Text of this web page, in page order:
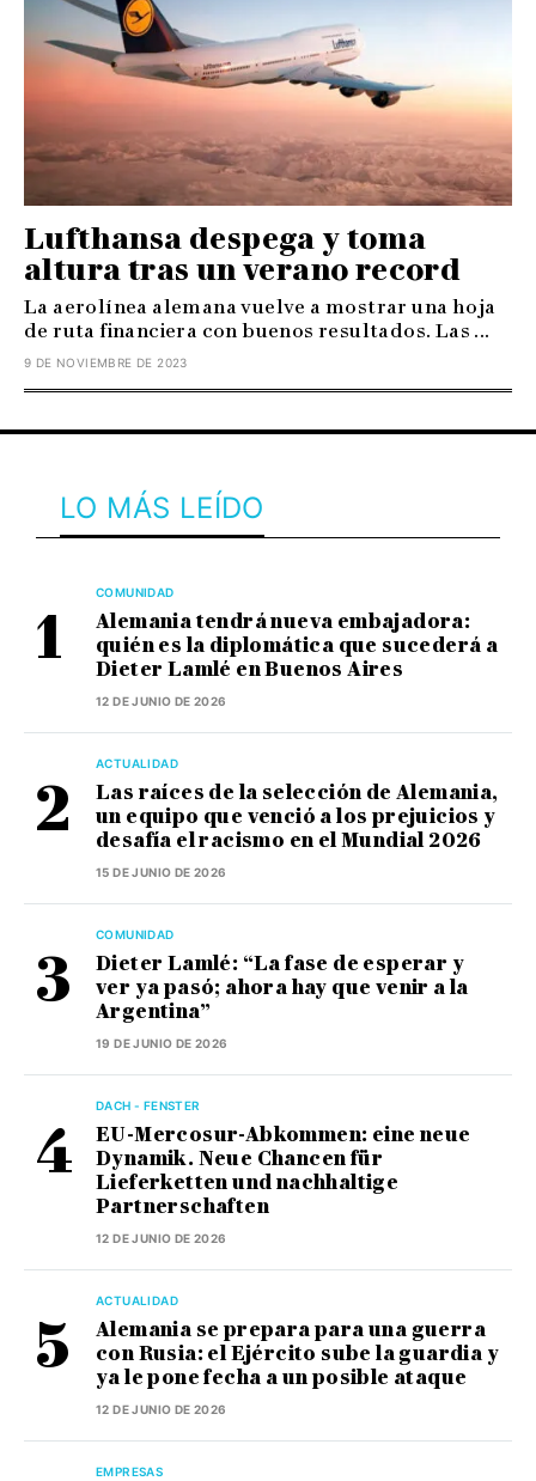
Lufthansa despega y toma
altura tras un verano record
La aerolínea alemana vuelve a mostrar una hoja
de ruta financiera con buenos resultados. Las ...
9 DE NOVIEMBRE DE 2023
LO MÁS LEÍDO
COMUNIDAD
Alemania tendrá nueva embajadora:
quién es la diplomática que sucederá a
Dieter Lamlé en Buenos Aires
12 DE JUNIO DE 2026
ACTUALIDAD
Las raíces de la selección de Alemania,
un equipo que venció a los prejuicios y
desafía el racismo en el Mundial 2026
15 DE JUNIO DE 2026
COMUNIDAD
Dieter Lamlé: “La fase de esperar y
ver ya pasó; ahora hay que venir a la
Argentina”
19 DE JUNIO DE 2026
DACH - FENSTER
EU-Mercosur-Abkommen: eine neue
Dynamik. Neue Chancen für
Lieferketten und nachhaltige
Partnerschaften
12 DE JUNIO DE 2026
ACTUALIDAD
Alemania se prepara para una guerra
con Rusia: el Ejército sube la guardia y
ya le pone fecha a un posible ataque
12 DE JUNIO DE 2026
EMPRESAS